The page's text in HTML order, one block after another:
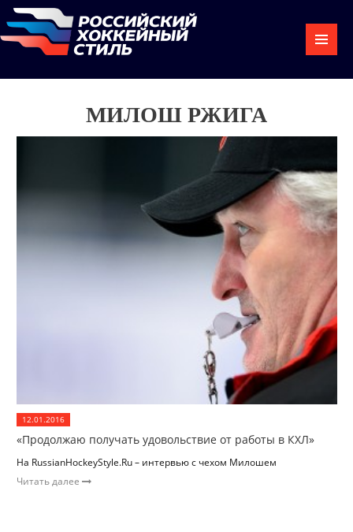
МИЛОШ РЖИГА
12.01.2016
«Продолжаю получать удовольствие от работы в КХЛ»
На RussianHockeyStyle.Ru – интервью с чехом Милошем
Читать далее